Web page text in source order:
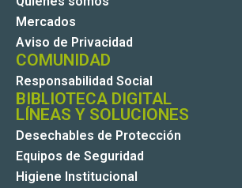
Mercados
Aviso de Privacidad
COMUNIDAD
Responsabilidad Social
BIBLIOTECA DIGITAL
LÍNEAS Y SOLUCIONES
Desechables de Protección
Equipos de Seguridad
Higiene Institucional